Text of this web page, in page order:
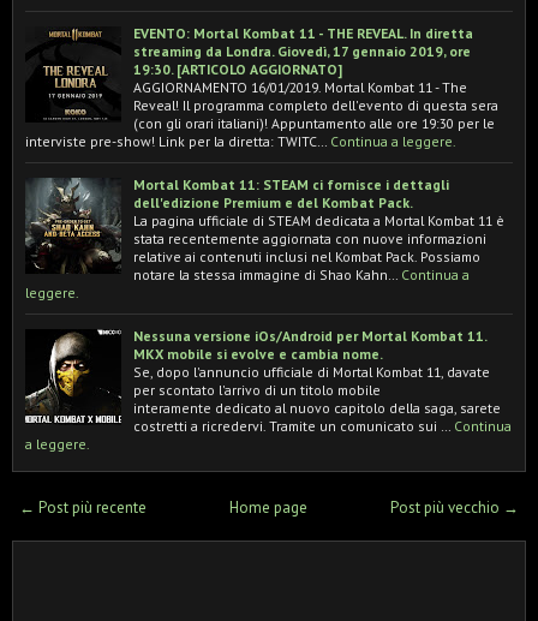
EVENTO: Mortal Kombat 11 - THE REVEAL. In diretta
streaming da Londra. Giovedì, 17 gennaio 2019, ore
19:30. [ARTICOLO AGGIORNATO]
AGGIORNAMENTO 16/01/2019. Mortal Kombat 11 - The
Reveal! Il programma completo dell'evento di questa sera
(con gli orari italiani)! Appuntamento alle ore 19:30 per le
interviste pre-show! Link per la diretta: TWITC… Continua a leggere.
Mortal Kombat 11: STEAM ci fornisce i dettagli
dell'edizione Premium e del Kombat Pack.
La pagina ufficiale di STEAM dedicata a Mortal Kombat 11 è
stata recentemente aggiornata con nuove informazioni
relative ai contenuti inclusi nel Kombat Pack. Possiamo
notare la stessa immagine di Shao Kahn… Continua a
leggere.
Nessuna versione iOs/Android per Mortal Kombat 11.
MKX mobile si evolve e cambia nome.
Se, dopo l'annuncio ufficiale di Mortal Kombat 11, davate
per scontato l'arrivo di un titolo mobile
interamente dedicato al nuovo capitolo della saga, sarete
costretti a ricredervi. Tramite un comunicato sui … Continua
a leggere.
← Post più recente Post più vecchio →
Home page